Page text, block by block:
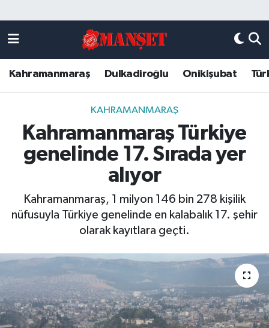
Kahramanmaraş Dulkadiroğlu Onikişubat
KAHRAMANMARAŞ
Kahramanmaraş Türkiye
genelinde 17. Sırada yer
alıyor
Kahramanmaraş, 1 milyon 146 bin 278 kişilik
nüfusuyla Türkiye genelinde en kalabalık 17. şehir
olarak kayıtlara geçti.
DULKADİROĞLU
KAHRAMANMARAŞ
ONİKİŞUBAT
Künye
Kahramanmaraş Nöbetçi Eczaneler
Kahramanmaraş Hava Durumu
Kahramanmaraş Trafik Yoğunluk Haritası
Süper Lig Puan Durumu ve Fikstür
Son Dakika Haberleri
Haber Arşivi